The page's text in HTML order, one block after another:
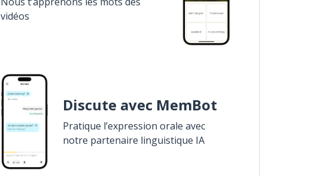
vidéos
Discute avec MemBot
Pratique l’expression orale avec
notre partenaire linguistique IA